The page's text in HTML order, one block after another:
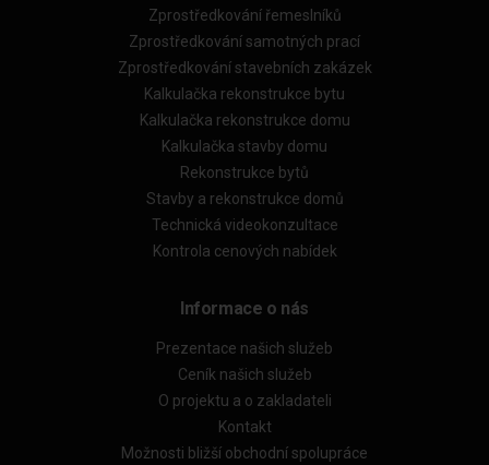
Zprostředkování řemeslníků
Zprostředkování samotných prací
Zprostředkování stavebních zakázek
Kalkulačka rekonstrukce bytu
Kalkulačka rekonstrukce domu
Kalkulačka stavby domu
Rekonstrukce bytů
Stavby a rekonstrukce domů
Technická videokonzultace
Kontrola cenových nabídek
Informace o nás
Prezentace našich služeb
Ceník našich služeb
O projektu a o zakladateli
Kontakt
Možnosti bližší obchodní spolupráce